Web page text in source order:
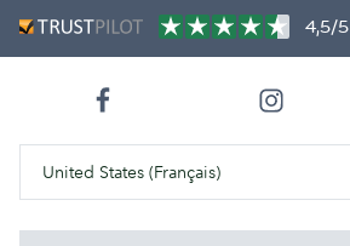
4,5/5
United States (Français)